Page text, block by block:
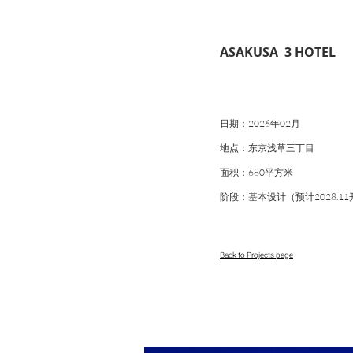
ASAKUSA 3 HOTEL
日期：2026年02月
地点：东京浅草三丁目
面积：680平方米
阶段：基本设计（预计2028.11
Back to Projects page